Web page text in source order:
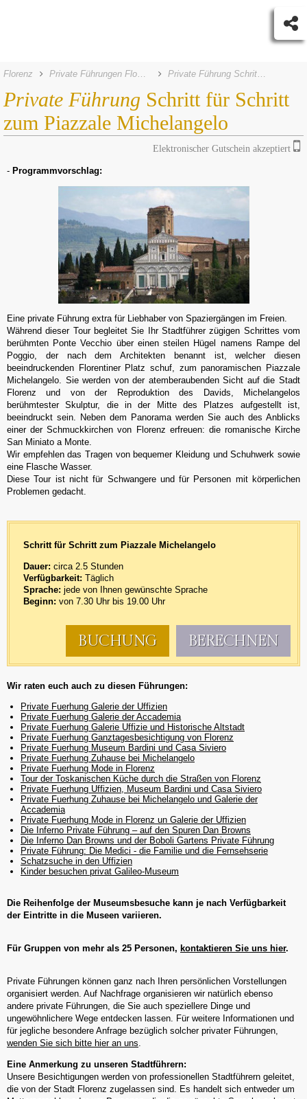
Florenz Private Führungen Florenz Private Führung Schritt für Schritt zum Piazzale Michelangelo
Private Führung Schritt für Schritt
zum Piazzale Michelangelo
Elektronischer Gutschein akzeptiert
- Programmvorschlag:
Eine private Führung extra für Liebhaber von Spaziergängen im Freien.
Während dieser Tour begleitet Sie Ihr Stadtführer zügigen Schrittes vom
berühmten Ponte Vecchio über einen steilen Hügel namens Rampe del
Poggio, der nach dem Architekten benannt ist, welcher diesen
beeindruckenden Florentiner Platz schuf, zum panoramischen Piazzale
Michelangelo. Sie werden von der atemberaubenden Sicht auf die Stadt
Florenz und von der Reproduktion des Davids, Michelangelos
berühmtester Skulptur, die in der Mitte des Platzes aufgestellt ist,
beeindruckt sein. Neben dem Panorama werden Sie auch des Anblicks
einer der Schmuckkirchen von Florenz erfreuen: die romanische Kirche
San Miniato a Monte.
Wir empfehlen das Tragen von bequemer Kleidung und Schuhwerk sowie
eine Flasche Wasser.
Diese Tour ist nicht für Schwangere und für Personen mit körperlichen
Problemen gedacht.
Schritt für Schritt zum Piazzale Michelangelo
Dauer: circa 2.5 Stunden
Verfügbarkeit: Täglich
Sprache: jede von Ihnen gewünschte Sprache
Beginn: von 7.30 Uhr bis 19.00 Uhr
BERECHNEN
BUCHUNG
Wir raten euch auch zu diesen Führungen:
Private Fuerhung Galerie der Uffizien
Private Fuerhung Galerie der Accademia
Private Fuerhung Galerie Uffizie und Historische Altstadt
Private Fuerhung Ganztagesbesichtigung von Florenz
Private Fuerhung Museum Bardini und Casa Siviero
Private Fuerhung Zuhause bei Michelangelo
Private Fuerhung Mode in Florenz
Tour der Toskanischen Küche durch die Straßen von Florenz
Private Fuerhung Uffizien, Museum Bardini und Casa Siviero
Private Fuerhung Zuhause bei Michelangelo und Galerie der
Accademia
Private Fuerhung Mode in Florenz un Galerie der Uffizien
Die Inferno Private Führung – auf den Spuren Dan Browns
Die Inferno Dan Browns und der Boboli Gartens Private Führung
Private Führung: Die Medici - die Familie und die Fernsehserie
Schatzsuche in den Uffizien
Kinder besuchen privat Galileo-Museum
Die Reihenfolge der Museumsbesuche kann je nach Verfügbarkeit
der Eintritte in die Museen variieren.
Für Gruppen von mehr als 25 Personen, kontaktieren Sie uns hier.
Private Führungen können ganz nach Ihren persönlichen Vorstellungen
organisiert werden. Auf Nachfrage organisieren wir natürlich ebenso
andere private Führungen, die Sie auch speziellere Dinge und
ungewöhnlichere Wege entdecken lassen. Für weitere Informationen und
für jegliche besondere Anfrage bezüglich solcher privater Führungen,
wenden Sie sich bitte hier an uns.
Eine Anmerkung zu unseren Stadtführern:
Unsere Besichtigungen werden von professionellen Stadtführern geleitet,
die von der Stadt Florenz zugelassen sind. Es handelt sich entweder um